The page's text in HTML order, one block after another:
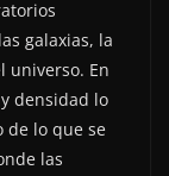
galaxias, la
universo. En
densidad lo
de lo que se
las